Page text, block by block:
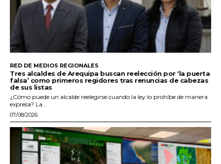
RED DE MEDIOS REGIONALES
Tres alcaldes de Arequipa buscan reelección por ‘la puerta
falsa’ como primeros regidores tras renuncias de cabezas
de sus listas
¿Cómo puede un alcalde reelegirse cuando la ley lo prohíbe de manera
expresa? La...
07/08/2026